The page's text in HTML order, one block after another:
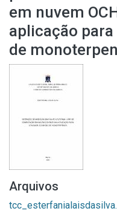
em nuvem
aplicação
de
Arquivos